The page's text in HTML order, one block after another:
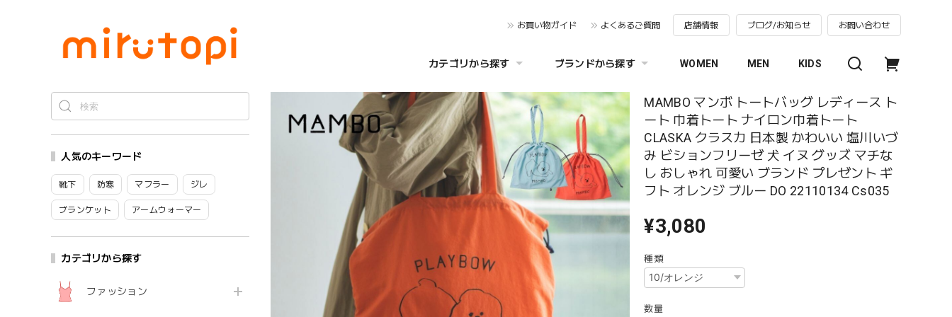
お買い物ガイド よくあるご質問 店舗情報 ブログ/お知らせ お問い合わせ
カテゴリから探す ブランドから探す WOMEN MEN KIDS
人気のキーワード
靴下 防寒 マフラー ジレ
ブランケット アームウォーマー
カテゴリから探す
ファッション
MAMBO マンボ トートバッグ レディース ト
ート 巾着トート ナイロン巾着トート
CLASKA クラスカ 日本製 かわいい 塩川いづ
み ビションフリーゼ 犬 イヌ グッズ マチな
し おしゃれ 可愛い ブランド プレゼント ギ
フト オレンジ ブルー DO 22110134 Cs035
¥3,080
種類
数量